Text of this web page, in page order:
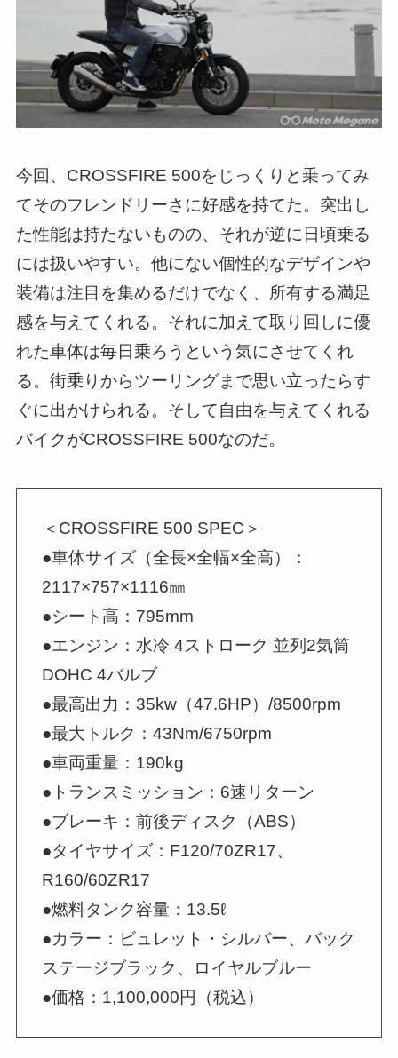
今回、CROSSFIRE 500をじっくりと乗ってみ
てそのフレンドリーさに好感を持てた。突出し
た性能は持たないものの、それが逆に日頃乗る
には扱いやすい。他にない個性的なデザインや
装備は注目を集めるだけでなく、所有する満足
感を与えてくれる。それに加えて取り回しに優
れた車体は毎日乗ろうという気にさせてくれ
る。街乗りからツーリングまで思い立ったらす
ぐに出かけられる。そして自由を与えてくれる
バイクがCROSSFIRE 500なのだ。
＜CROSSFIRE 500 SPEC＞
●車体サイズ（全長×全幅×全高）：
2117×757×1116㎜
●シート高：795mm
●エンジン：水冷 4ストローク 並列2気筒
DOHC 4バルブ
●最高出力：35kw（47.6HP）/8500rpm
●最大トルク：43Nm/6750rpm
●車両重量：190kg
●トランスミッション：6速リターン
●ブレーキ：前後ディスク（ABS）
●タイヤサイズ：F120/70ZR17、
R160/60ZR17
●燃料タンク容量：13.5ℓ
●カラー：ビュレット・シルバー、バック
ステージブラック、ロイヤルブルー
●価格：1,100,000円（税込）